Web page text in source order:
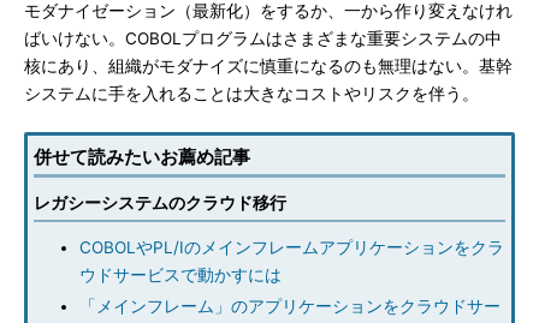
モダナイゼーション（最新化）をするか、一から作り変えなけれ
ばいけない。COBOLプログラムはさまざまな重要システムの中
核にあり、組織がモダナイズに慎重になるのも無理はない。基幹
システムに手を入れることは大きなコストやリスクを伴う。
併せて読みたいお薦め記事
レガシーシステムのクラウド移行
COBOLやPL/Iのメインフレームアプリケーションをクラ
ウドサービスで動かすには
「メインフレーム」のアプリケーションをクラウドサー